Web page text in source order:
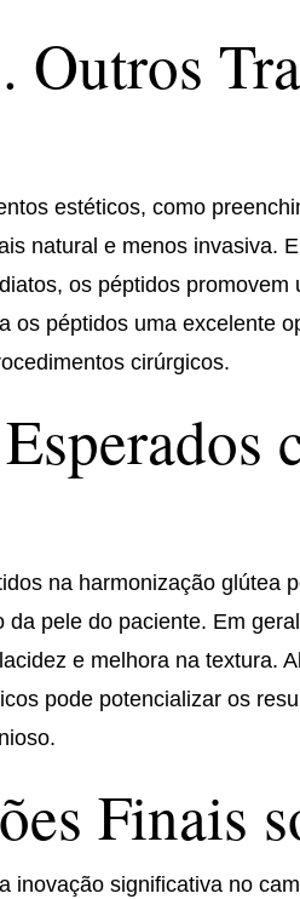
Outros
estéticos, como
natural e menos invasiva.
os péptidos
os péptidos uma excelente
cirúrgicos.
na harmonização glútea
da pele do paciente. Em
e melhora na textura.
pode potencializar os
Finais
inovação significativa no